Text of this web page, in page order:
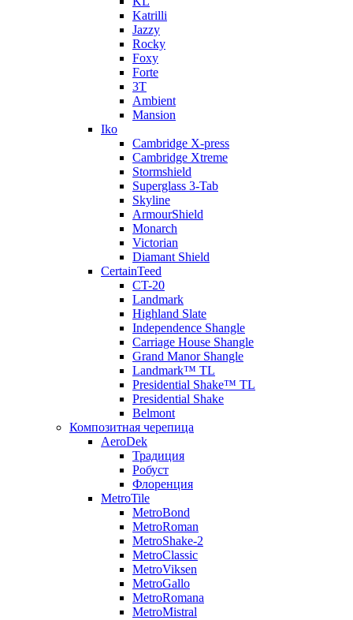
Katrilli
Jazzy
Rocky
Foxy
Forte
3T
Ambient
Mansion
Iko
Cambridge X-press
Cambridge Xtreme
Stormshield
Superglass 3-Tab
Skyline
ArmourShield
Monarch
Victorian
Diamant Shield
CertainTeed
CT-20
Landmark
Highland Slate
Independence Shangle
Carriage House Shangle
Grand Manor Shangle
Landmark™ TL
Presidential Shake™ TL
Presidential Shake
Belmont
Композитная черепица
AeroDek
Традиция
Робуст
Флоренция
MetroTile
MetroBond
MetroRoman
MetroShake-2
MetroClassic
MetroViksen
MetroGallo
MetroRomana
MetroMistral